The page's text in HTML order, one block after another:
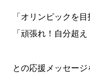
「オリンピックを目
「頑張れ！自分超え
との応援メッセー